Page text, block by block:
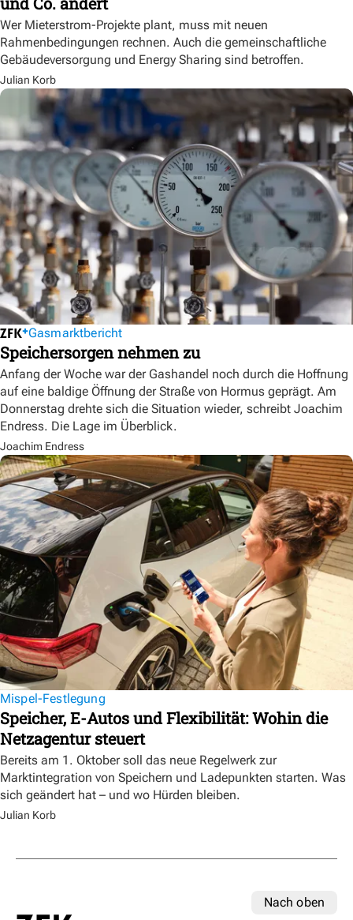
Wer Mieterstrom-Projekte plant, muss mit neuen
Rahmenbedingungen rechnen. Auch die gemeinschaftliche
Gebäudeversorgung und Energy Sharing sind betroffen.
Julian Korb
Gasmarktbericht
Speichersorgen nehmen zu
Anfang der Woche war der Gashandel noch durch die Hoffnung
auf eine baldige Öffnung der Straße von Hormus geprägt. Am
Donnerstag drehte sich die Situation wieder, schreibt Joachim
Endress. Die Lage im Überblick.
Joachim Endress
Mispel-Festlegung
Speicher, E-Autos und Flexibilität: Wohin die
Netzagentur steuert
Bereits am 1. Oktober soll das neue Regelwerk zur
Marktintegration von Speichern und Ladepunkten starten. Was
sich geändert hat – und wo Hürden bleiben.
Julian Korb
Nach oben